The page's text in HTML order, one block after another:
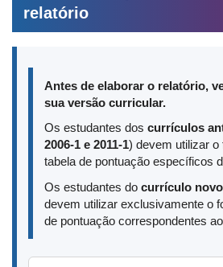
relatório
Antes de elaborar o relatório,
sua versão curricular.
Os estudantes dos currículos
2006-1 e 2011-1) devem utilizar o
tabela de pontuação específicos
Os estudantes do currículo novo
devem utilizar exclusivamente o
de pontuação correspondentes